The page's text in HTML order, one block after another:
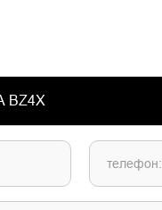
телефон: